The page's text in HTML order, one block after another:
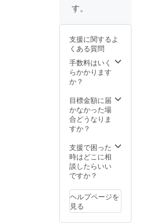
す。
支援に関するよ
くある質問
手数料はいく
らかかります
か？
目標金額に届
かなかった場
合どうなりま
すか？
支援で困った
時はどこに相
談したらいい
ですか？
ヘルプページを
見る